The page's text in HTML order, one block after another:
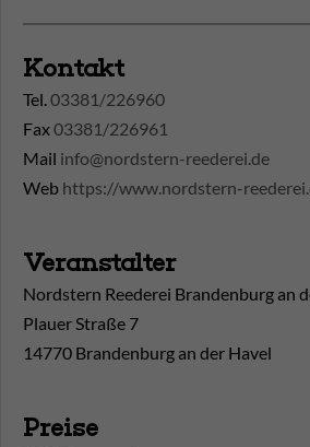
Kontakt
Tel.03381/226960
Fax03381/226961
Mail info@nordstern-reederei.de
Web https://www.nordstern-
Veranstalter
Nordstern Reederei Brandenburg an
Plauer Straße 7
14770 Brandenburg an der Havel
Preise